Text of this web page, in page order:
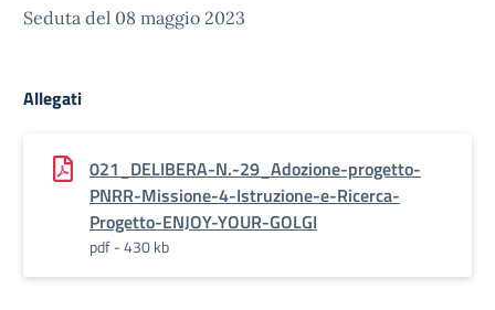
Seduta del 08 maggio 2023
Allegati
021_DELIBERA-N.-29_Adozione-progetto-
PNRR-Missione-4-Istruzione-e-Ricerca-
Progetto-ENJOY-YOUR-GOLGI
pdf - 430 kb